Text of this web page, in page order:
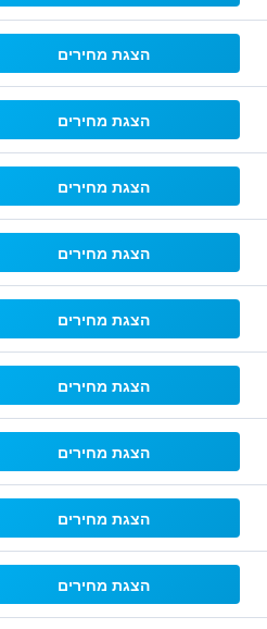
הצגת מחירים
הצגת מחירים
הצגת מחירים
הצגת מחירים
הצגת מחירים
הצגת מחירים
הצגת מחירים
הצגת מחירים
הצגת מחירים